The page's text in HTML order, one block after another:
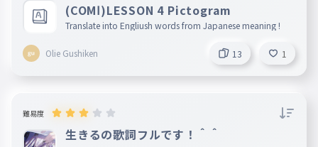
(COMⅠ)LESSON 4 Pictogram
Translate into Engliush words from Japanese meaning !
Olie Gushiken 13 1
難易度
生きるの歌詞フルです！＾＾